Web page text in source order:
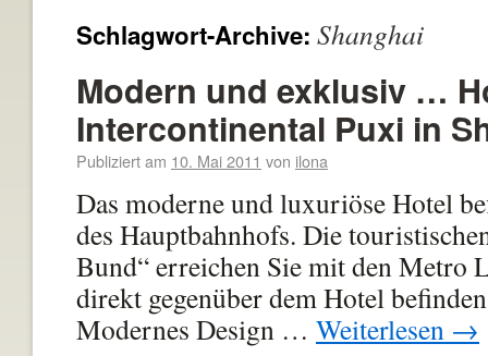
Schlagwort-Archive: Shanghai
Modern und exklusiv …
Intercontinental Puxi in
Publiziert am 10. Mai 2011 von ilona
Das moderne und luxuriöse Hotel
des Hauptbahnhofs. Die
Bund“ erreichen Sie mit den Metro
direkt gegenüber dem Hotel
Modernes Design … Weiterlesen →